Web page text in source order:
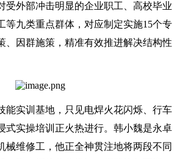
受外部冲击明显的企业职工、高校毕业
等九类重点群体，对应制定实施15个专
、因群施策，精准有效推进解决结构性
能实训基地，只见电焊火花闪烁、行车
式实操培训正火热进行。韩小魏是永卓
械维修工，他正全神贯注地将两段不同